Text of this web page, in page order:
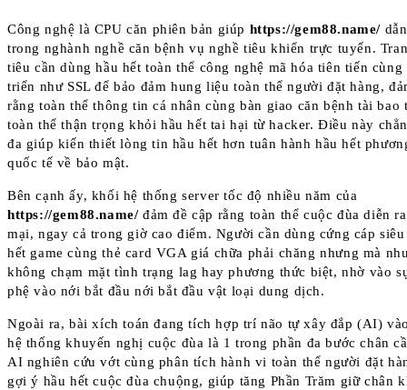
Công nghệ là CPU căn phiên bản giúp https://gem88.name/
trong nghành nghề căn bệnh vụ nghề tiêu khiển trực tuyến.
tiêu cần dùng hầu hết toàn thể công nghệ mã hóa tiên tiến cùng
triển như SSL để bảo đảm hung liệu toàn thể người đặt hàng,
rằng toàn thể thông tin cá nhân cùng bàn giao căn bệnh tài bao
toàn thể thận trọng khỏi hầu hết tai hại từ hacker. Điều này
đa giúp kiến thiết lòng tin hầu hết hơn tuân hành hầu hết
quốc tế về bảo mật.
Bên cạnh ấy, khối hệ thống server tốc độ nhiều năm của
https://gem88.name/đảm đề cập rằng toàn thể cuộc đùa diễn
mại, ngay cả trong giờ cao điểm. Người cần dùng cứng cáp
hết game cùng thẻ card VGA giá chữa phải chăng nhưng mà
không chạm mặt tình trạng lag hay phương thức biệt, nhờ vào
phệ vào nới bắt đầu nới bắt đầu vật loại dung dịch.
Ngoài ra, bài xích toán đang tích hợp trí não tự xây đắp (AI)
hệ thống khuyến nghị cuộc đùa là 1 trong phần đa bước chân
AI nghiên cứu vớt cùng phân tích hành vi toàn thể người đặt
gợi ý hầu hết cuộc đùa chuộng, giúp tăng Phần Trăm giữ chân